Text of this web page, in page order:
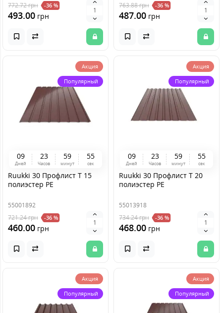
772.72грн -36 %
493.00 грн
763.88грн -36 %
487.00 грн
Акция
Популярный
09
Дней
23
Часов
59
минут
54
сек
Ruukki 30 Профлист Т 15
полиэстер PE
55001892
721.24грн -36 %
460.00 грн
Акция
Популярный
09
Дней
23
Часов
59
минут
54
сек
Ruukki 30 Профлист Т 20
полиэстер PE
55013918
734.24грн -36 %
468.00 грн
Акция
Популярный
Акция
Популярный